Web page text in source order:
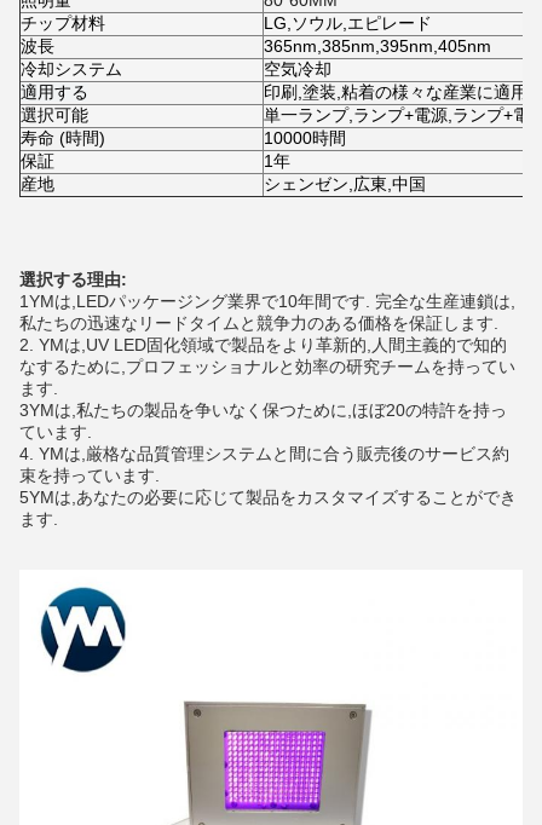
チップ材料
LG,ソウル,エピレード
波長
365nm,385nm,395nm,405nm
冷却システム
空気冷却
適用する
印刷,塗装,粘着の様々な産業に適用
選択可能
単一ランプ,ランプ+電源,ランプ+電
寿命 (時間)
10000時間
保証
1年
産地
シェンゼン,広東,中国
選択する理由:
1YMは,LEDパッケージング業界で10年間です. 完全な生産連鎖は,
私たちの迅速なリードタイムと競争力のある価格を保証します.
2. YMは,UV LED固化領域で製品をより革新的,人間主義的で知的
なするために,プロフェッショナルと効率の研究チームを持ってい
ます.
3YMは,私たちの製品を争いなく保つために,ほぼ20の特許を持っ
ています.
4. YMは,厳格な品質管理システムと間に合う販売後のサービス約
束を持っています.
5YMは,あなたの必要に応じて製品をカスタマイズすることができ
ます.